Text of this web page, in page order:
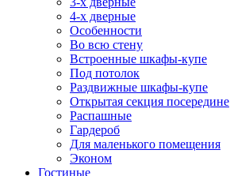
4-х дверные
Особенности
Во всю стену
Встроенные шкафы-купе
Под потолок
Раздвижные шкафы-купе
Открытая секция посередине
Распашные
Гардероб
Для маленького помещения
Эконом
Гостиные